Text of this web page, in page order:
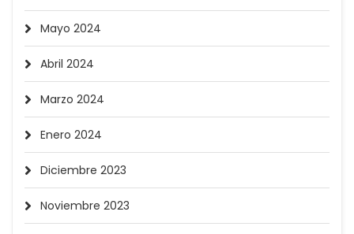
Mayo 2024
Abril 2024
Marzo 2024
Enero 2024
Diciembre 2023
Noviembre 2023